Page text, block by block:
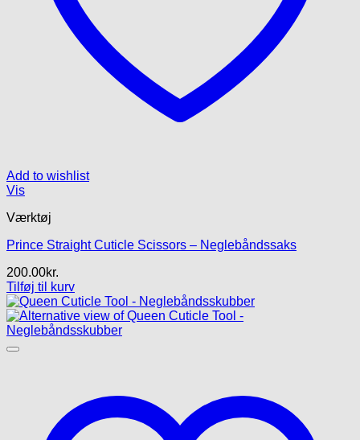
Add to wishlist
Vis
Værktøj
Prince Straight Cuticle Scissors – Neglebåndssaks
200.00kr.
Tilføj til kurv